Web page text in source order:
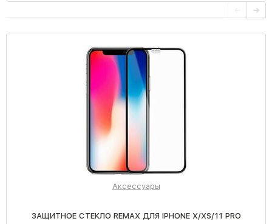
Аксессуары
ЗАЩИТНОЕ СТЕКЛО REMAX ДЛЯ IPHONE X/XS/11 PRO